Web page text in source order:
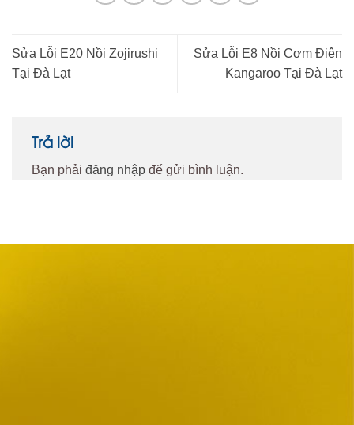
Sửa Lỗi E20 Nồi Zojirushi
Tại Đà Lạt
Sửa Lỗi E8 Nồi Cơm Điện
Kangaroo Tại Đà Lạt
Trả lời
Bạn phải đăng nhập để gửi bình luận.